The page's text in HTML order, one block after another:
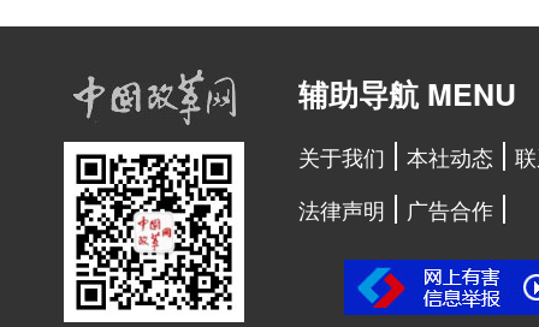
辅助导航 MENU
关于我们 本社动态
法律声明
广告合作